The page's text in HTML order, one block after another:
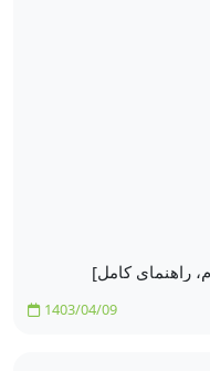
راهنمای کامل]
1403/04/09